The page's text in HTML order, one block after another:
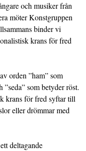
och musiker från
möter Konstgruppen
binder vi
krans för fred
orden ”ham” som
som betyder röst.
krans för fred syftar till
eller drömmar med
deltagande